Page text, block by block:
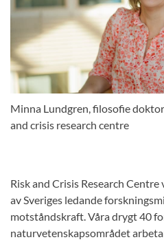
Minna Lundgren, filosofie
and crisis research centre
Risk and Crisis Research
av Sveriges ledande
motståndskraft. Våra drygt 40
naturvetenskapsområdet